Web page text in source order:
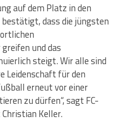
auf dem Platz in den
dass die jüngsten
und das
steigt. Wir alle sind
Leidenschaft für den
erneut vor einer
zu dürfen“, sagt FC-
Keller.